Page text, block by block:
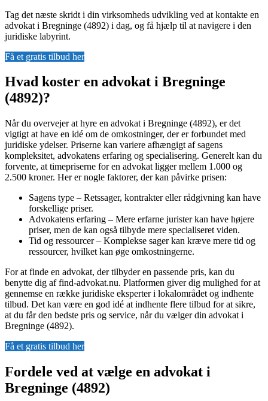
Tag det næste skridt i din virksomheds udvikling ved at kontakte en
advokat i Bregninge (4892) i dag, og få hjælp til at navigere i den
juridiske labyrint.
Få et gratis tilbud her
Hvad koster en advokat i Bregninge
(4892)?
Når du overvejer at hyre en advokat i Bregninge (4892), er det
vigtigt at have en idé om de omkostninger, der er forbundet med
juridiske ydelser. Priserne kan variere afhængigt af sagens
kompleksitet, advokatens erfaring og specialisering. Generelt kan du
forvente, at timepriserne for en advokat ligger mellem 1.000 og
2.500 kroner. Her er nogle faktorer, der kan påvirke prisen:
Sagens type – Retssager, kontrakter eller rådgivning kan have
forskellige priser.
Advokatens erfaring – Mere erfarne jurister kan have højere
priser, men de kan også tilbyde mere specialiseret viden.
Tid og ressourcer – Komplekse sager kan kræve mere tid og
ressourcer, hvilket kan øge omkostningerne.
For at finde en advokat, der tilbyder en passende pris, kan du
benytte dig af find-advokat.nu. Platformen giver dig mulighed for at
gennemse en række juridiske eksperter i lokalområdet og indhente
tilbud. Det kan være en god idé at indhente flere tilbud for at sikre,
at du får den bedste pris og service, når du vælger din advokat i
Bregninge (4892).
Få et gratis tilbud her
Fordele ved at vælge en advokat i
Bregninge (4892)